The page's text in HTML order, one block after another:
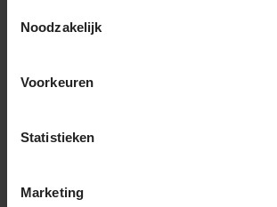
Noodzakelijk
Voorkeuren
Statistieken
Marketing
235/50R19 103Y EXTRALOAD
235/50R19 99W RUNFLAT
235/55R19 105W EXTRALOAD